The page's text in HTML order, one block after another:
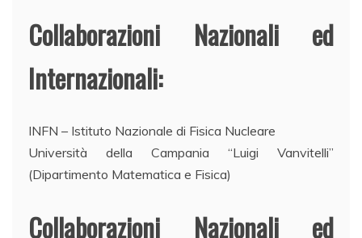
Collaborazioni Nazionali ed
Internazionali:
INFN – Istituto Nazionale di Fisica Nucleare
Università della Campania “Luigi Vanvitelli”
(Dipartimento Matematica e Fisica)
Collaborazioni Nazionali ed